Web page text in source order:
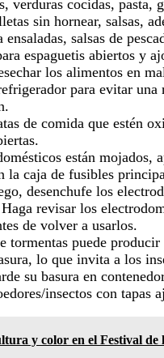
verduras cocidas, pasta,
sin hornear, salsas,
ensaladas, salsas de
espaguetis abiertos y
los alimentos en
para evitar una
de comida que estén
están mojados,
la caja de fusibles
desenchufe los
revisar los
de volver a usarlos.
tormentas puede producir
lo que invita a los
su basura en
insectos con tapas
y color en el Festival de